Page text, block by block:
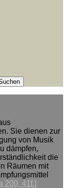
Sie dienen zur
von Musik
dämpfen,
die
Räumen mit
200, 41f.]